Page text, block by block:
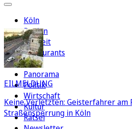
Köln
Region
Freizeit
Restaurants
FC
Panorama
Politik
Wirtschaft
Kultur
Rätsel
EILMELDUNG
Keine Verletzten: Geisterfahrer am
Straßensperrung in Köln